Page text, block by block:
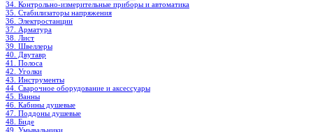
34. Контрольно-измерительные приборы и автоматика
35. Стабилизаторы напряжения
36. Электростанции
37. Арматура
38. Лист
39. Швеллеры
40. Двутавр
41. Полоса
42. Уголки
43. Инструменты
44. Сварочное оборудование и аксессуары
45. Ванны
46. Кабины душевые
47. Поддоны душевые
48. Биде
49. Умывальники